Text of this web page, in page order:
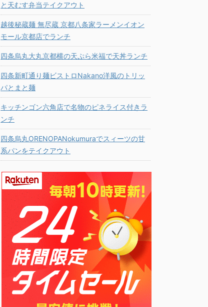
と天むす弁当テイクアウト
越後秘蔵麺 無尽蔵 京都八条家ラーメンイオン
モール京都店でランチ
四条烏丸大丸京都横の天ぷら米福で天丼ランチ
四条新町通り麺ビストロNakano洋風のトリッ
パとまと麺
キッチンゴン六角店で名物のピネライス付きラ
ンチ
四条烏丸ORENOPANokumuraでスィーツの甘
系パンをテイクアウト